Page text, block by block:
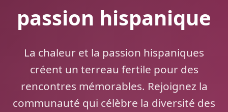
passion hispanique
La chaleur et la passion hispaniques
créent un terreau fertile pour des
rencontres mémorables. Rejoignez la
communauté qui célèbre la diversité des